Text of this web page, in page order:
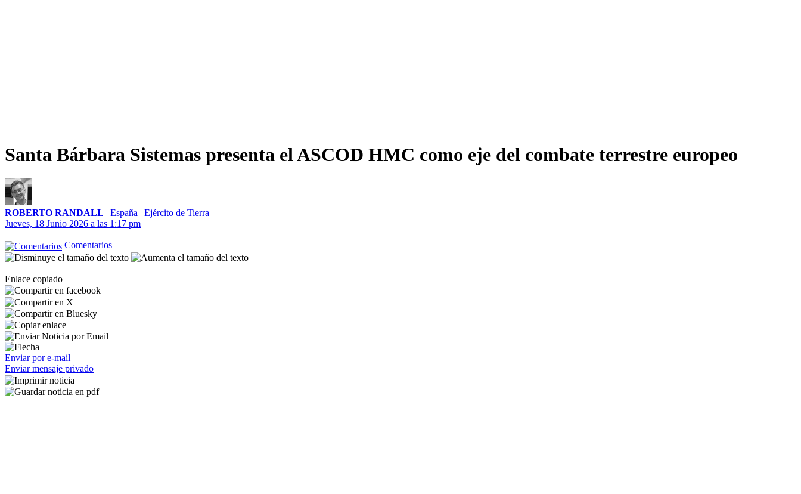
Santa Bárbara Sistemas presenta el ASCOD HMC como eje del combate terrestre europeo
ROBERTO RANDALL | España | Ejército de Tierra
Jueves, 18 Junio 2026 a las 1:17 pm
Comentarios
Enlace copiado
Enviar por e-mail
Enviar mensaje privado